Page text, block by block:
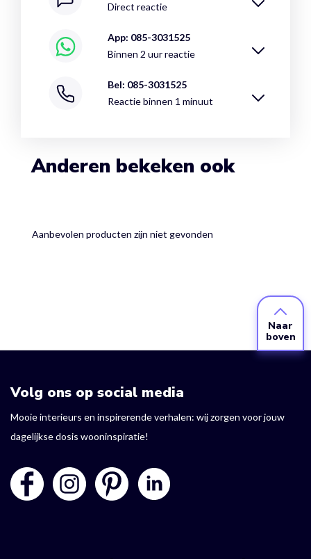
Direct reactie
App: 085-3031525
Binnen 2 uur reactie
Bel: 085-3031525
Reactie binnen 1 minuut
Anderen bekeken ook
Aanbevolen producten zijn niet gevonden
Naar
boven
Volg ons op social media
Mooie interieurs en inspirerende verhalen: wij zorgen voor jouw
dagelijkse dosis wooninspiratie!